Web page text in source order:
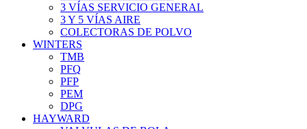
3 VÍAS SERVICIO GENERAL
3 Y 5 VÍAS AIRE
COLECTORAS DE POLVO
WINTERS
TMB
PFQ
PFP
PEM
DPG
HAYWARD